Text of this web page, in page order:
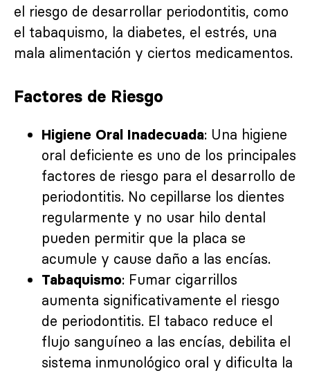
el riesgo de desarrollar periodontitis, como
el tabaquismo, la diabetes, el estrés, una
mala alimentación y ciertos medicamentos.
Factores de Riesgo
Higiene Oral Inadecuada: Una higiene
oral deficiente es uno de los principales
factores de riesgo para el desarrollo de
periodontitis. No cepillarse los dientes
regularmente y no usar hilo dental
pueden permitir que la placa se
acumule y cause daño a las encías.
Tabaquismo: Fumar cigarrillos
aumenta significativamente el riesgo
de periodontitis. El tabaco reduce el
flujo sanguíneo a las encías, debilita el
sistema inmunológico oral y dificulta la